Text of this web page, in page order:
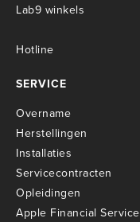
Lab9 winkels
Hotline
SERVICE
Overname
Herstellingen
Installaties
Servicecontracten
Opleidingen
Apple Financial